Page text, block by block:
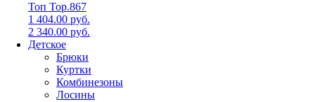
Топ Top.867
1 404.00 руб.
2 340.00 руб.
Детское
Брюки
Куртки
Комбинезоны
Лосины